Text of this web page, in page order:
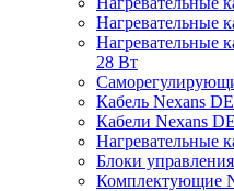
Нагревательные
Нагревательные
28 Вт
Кабель Nexans
Кабели Nexans
Нагревательные
Блоки
Комплектующие